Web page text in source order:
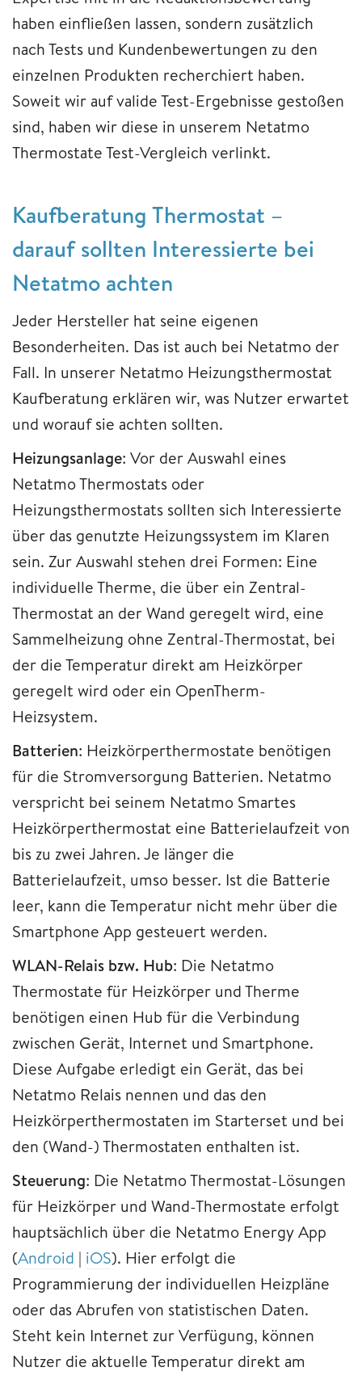
haben einfließen lassen, sondern zusätzlich
nach Tests und Kundenbewertungen zu den
einzelnen Produkten recherchiert haben.
Soweit wir auf valide Test-Ergebnisse gestoßen
sind, haben wir diese in unserem Netatmo
Thermostate Test-Vergleich verlinkt.
Kaufberatung Thermostat –
darauf sollten Interessierte bei
Netatmo achten
Jeder Hersteller hat seine eigenen
Besonderheiten. Das ist auch bei Netatmo der
Fall. In unserer Netatmo Heizungsthermostat
Kaufberatung erklären wir, was Nutzer erwartet
und worauf sie achten sollten.
Heizungsanlage: Vor der Auswahl eines
Netatmo Thermostats oder
Heizungsthermostats sollten sich Interessierte
über das genutzte Heizungssystem im Klaren
sein. Zur Auswahl stehen drei Formen: Eine
individuelle Therme, die über ein Zentral-
Thermostat an der Wand geregelt wird, eine
Sammelheizung ohne Zentral-Thermostat, bei
der die Temperatur direkt am Heizkörper
geregelt wird oder ein OpenTherm-
Heizsystem.
Batterien: Heizkörperthermostate benötigen
für die Stromversorgung Batterien. Netatmo
verspricht bei seinem Netatmo Smartes
Heizkörperthermostat eine Batterielaufzeit von
bis zu zwei Jahren. Je länger die
Batterielaufzeit, umso besser. Ist die Batterie
leer, kann die Temperatur nicht mehr über die
Smartphone App gesteuert werden.
WLAN-Relais bzw. Hub: Die Netatmo
Thermostate für Heizkörper und Therme
benötigen einen Hub für die Verbindung
zwischen Gerät, Internet und Smartphone.
Diese Aufgabe erledigt ein Gerät, das bei
Netatmo Relais nennen und das den
Heizkörperthermostaten im Starterset und bei
den (Wand-) Thermostaten enthalten ist.
Steuerung: Die Netatmo Thermostat-Lösungen
für Heizkörper und Wand-Thermostate erfolgt
hauptsächlich über die Netatmo Energy App
(Android | iOS). Hier erfolgt die
Programmierung der individuellen Heizpläne
oder das Abrufen von statistischen Daten.
Steht kein Internet zur Verfügung, können
Nutzer die aktuelle Temperatur direkt am